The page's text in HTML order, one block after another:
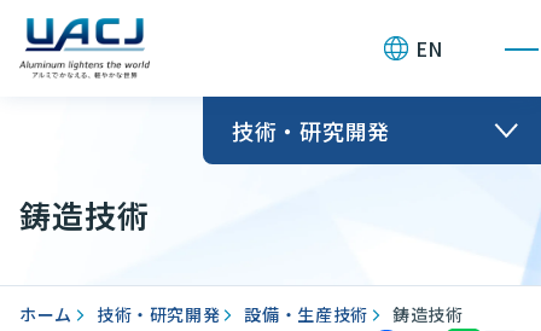
EN
技術・研究開発
鋳造技術
ホーム 技術・研究開発 設備・生産技術 鋳造技術